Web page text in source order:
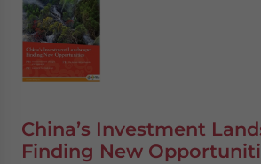
China’s Investment
Finding New